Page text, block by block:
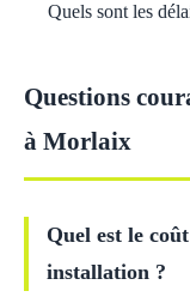
Quels sont les
Questions
à Morlaix
Quel est le
installation ?